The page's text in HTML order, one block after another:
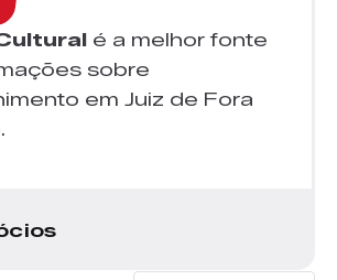
é a melhor fonte
sobre
em Juiz de Fora